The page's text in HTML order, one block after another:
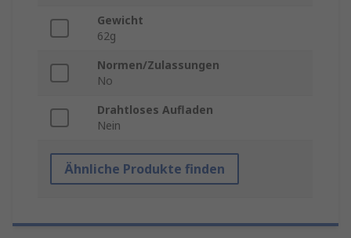
Gewicht
62g
Normen/Zulassungen
No
Drahtloses Aufladen
Nein
Ähnliche Produkte finden